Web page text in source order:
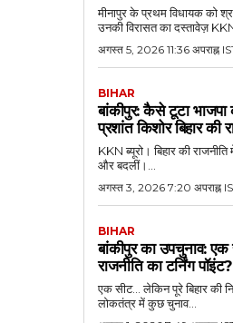
मीनापुर के प्रथम विधायक को
उनकी विरासत का दस्तावेज़ KKN
अगस्त 5, 2026 11:36 अपराह्न
BIHAR
बांकीपुर: कैसे टूटा भाजपा
प्रशांत किशोर बिहार की
KKN ब्यूरो। बिहार की
और बदलीं।...
अगस्त 3, 2026 7:20 अपराह्न
BIHAR
बांकीपुर का उपचुनाव: एक
राजनीति का टर्निंग पॉइंट?
एक सीट... लेकिन पूरे बिहार की
लोकतंत्र में कुछ चुनाव...